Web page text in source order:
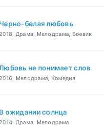
Черно-белая любовь
Драма, Мелодрама, Боевик
не понимает слов
Мелодрама, Комедия
В ожидании солнца
Драма, Мелодрама